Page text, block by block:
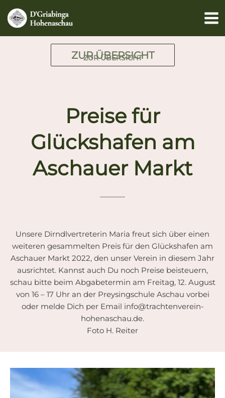
Inhalt
springen
ZUR ÜBERSICHT
ZUR ÜBERSICHT
Preise für
Glückshafen am
Aschauer Markt
Unsere Dirndlvertreterin Maria freut sich über einen
weiteren gesammelten Preis für den Glückshafen am
Aschauer Markt 2022, den unser Verein in diesem Jahr
ausrichtet. Kannst auch Du noch Preise beisteuern,
schau bitte beim Abgabetermin am Freitag, 12. August
von 16 – 17 Uhr an der Preysingschule Aschau vorbei
oder melde Dich per Email info@trachtenverein-
hohenaschau.de.
Foto H. Reiter